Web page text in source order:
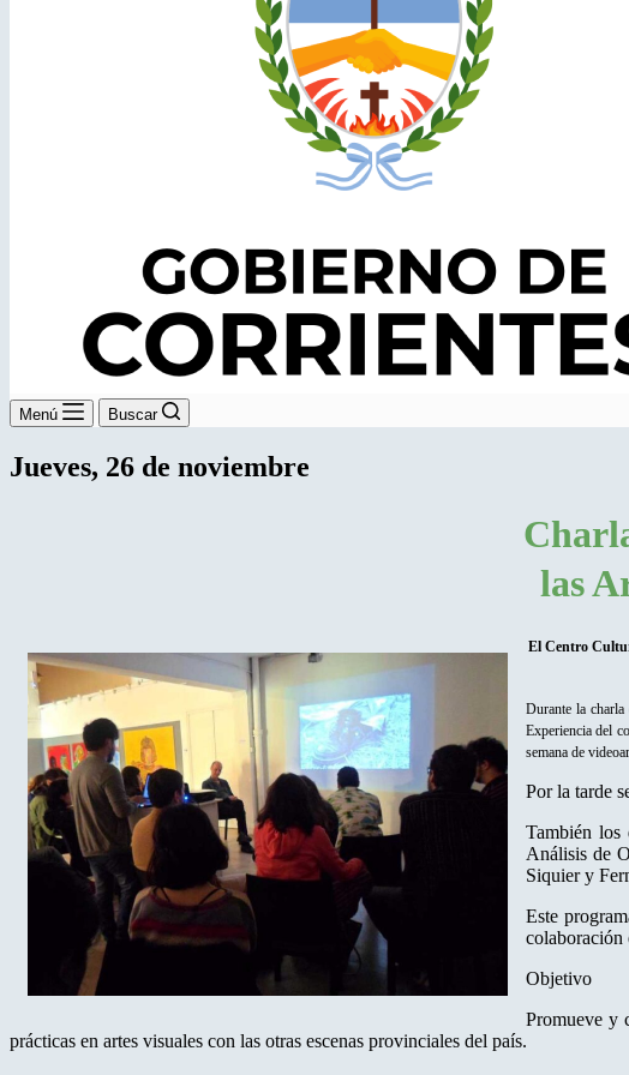
Menú Buscar
Jueves, 26 de noviembre
las
El Centro
Durante la
Experiencia del
semana de
Por la tarde
También
Análisis de
Siquier y
Este
Objetivo
Promueve y
prácticas en artes visuales con las otras escenas provinciales del país.